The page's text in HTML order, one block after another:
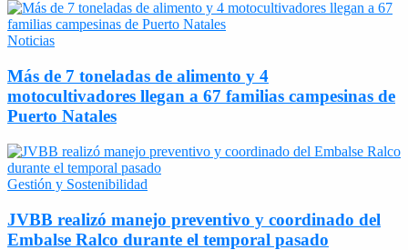
Noticias
Más de 7 toneladas de alimento y 4
motocultivadores llegan a 67 familias campesinas de
Puerto Natales
Gestión y Sostenibilidad
JVBB realizó manejo preventivo y coordinado del
Embalse Ralco durante el temporal pasado